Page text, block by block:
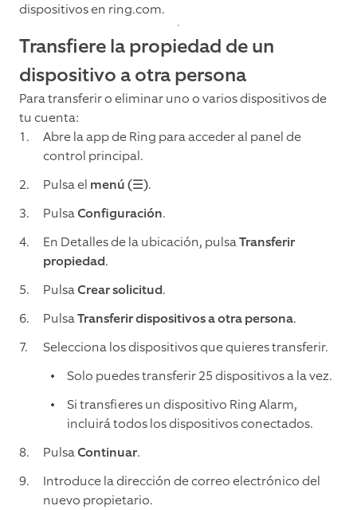
dispositivos en ring.com.
Transfiere la propiedad de un
dispositivo a otra persona
Para transferir o eliminar uno o varios dispositivos de
tu cuenta:
Abre la app de Ring para acceder al panel de
control principal.
Pulsa el menú (☰).
PulsaConfiguración.
En Detalles de la ubicación, pulsaTransferir
propiedad.
PulsaCrear solicitud.
PulsaTransferir dispositivos a otra persona.
Selecciona los dispositivos que quieres transferir.
Solo puedes transferir 25 dispositivos a la vez.
Si transfieres un dispositivo Ring Alarm,
incluirá todos los dispositivos conectados.
PulsaContinuar.
Introduce la dirección de correo electrónico del
nuevo propietario.